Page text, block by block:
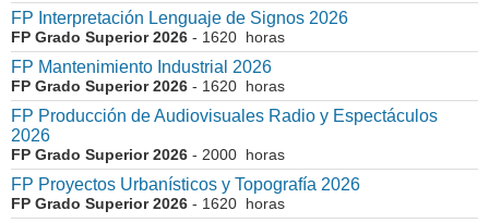
FP Interpretación Lenguaje de Signos 2026
FP Grado Superior 2026 - 1620 horas
FP Mantenimiento Industrial 2026
FP Grado Superior 2026 - 1620 horas
FP Producción de Audiovisuales Radio y Espectáculos
2026
FP Grado Superior 2026 - 2000 horas
FP Proyectos Urbanísticos y Topografía 2026
FP Grado Superior 2026 - 1620 horas